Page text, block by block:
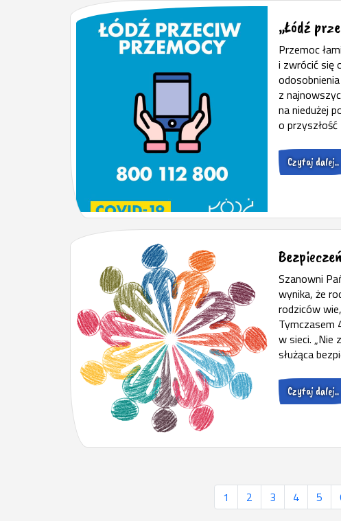
„Łódź
Przemoc
i zwrócić się
z
na niedużej
o
Czytaj dalej..
Szanowni
wynika, że
rodziców
Tymczasem
w sieci. „Nie
służąca
Czytaj dalej..
1
2 3 4 5